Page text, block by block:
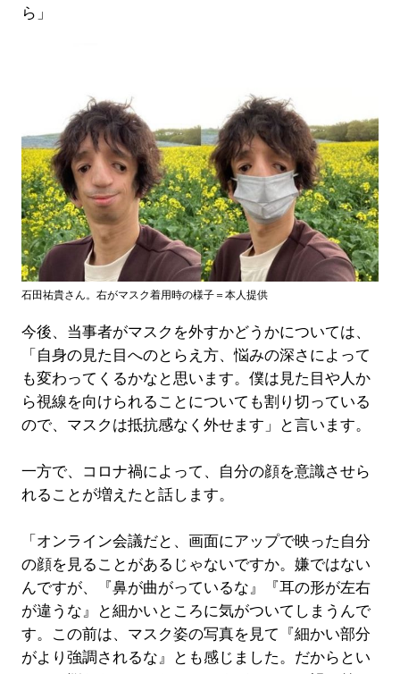
ら」
石田祐貴さん。右がマスク着用時の様子＝本人提供
今後、当事者がマスクを外すかどうかについては、
「自身の見た目へのとらえ方、悩みの深さによって
も変わってくるかなと思います。僕は見た目や人か
ら視線を向けられることについても割り切っている
ので、マスクは抵抗感なく外せます」と言います。
一方で、コロナ禍によって、自分の顔を意識させら
れることが増えたと話します。
「オンライン会議だと、画面にアップで映った自分
の顔を見ることがあるじゃないですか。嫌ではない
んですが、『鼻が曲がっているな』『耳の形が左右
が違うな』と細かいところに気がついてしまうんで
す。この前は、マスク姿の写真を見て『細かい部分
がより強調されるな』とも感じました。だからとい